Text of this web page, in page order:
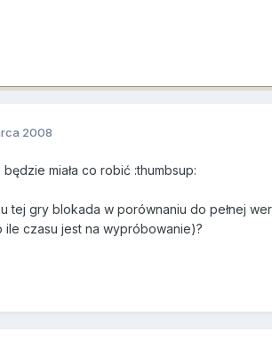
2008
miała co robić :thumbsup:
tej gry blokada w porównaniu do pełnej
ile czasu jest na wypróbowanie)?